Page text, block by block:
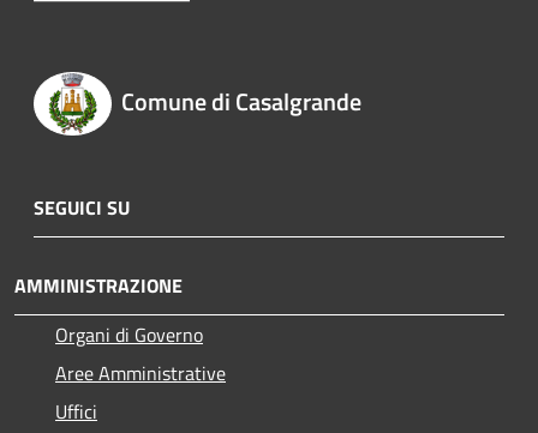
Comune di Casalgrande
SEGUICI SU
AMMINISTRAZIONE
Organi di Governo
Aree Amministrative
Uffici